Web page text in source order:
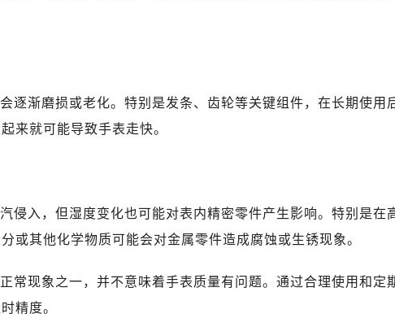
逐渐磨损或老化。特别是发条、齿轮等关键组件，在长期使用
来就可能导致手表走快。
侵入，但湿度变化也可能对表内精密零件产生影响。特别是在
或其他化学物质可能会对金属零件造成腐蚀或生锈现象。
常现象之一，并不意味着手表质量有问题。通过合理使用和定
精度。